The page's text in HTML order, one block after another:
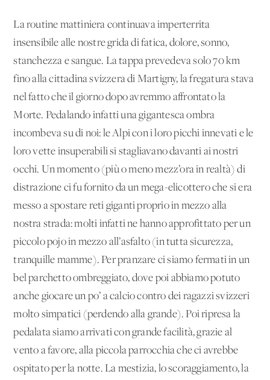
La routine mattiniera continuava imperterrita
insensibile alle nostre grida di fatica, dolore, sonno,
stanchezza e sangue. La tappa prevedeva solo 70 km
fino alla cittadina svizzera di Martigny, la fregatura stava
nel fatto che il giorno dopo avremmo affrontato la
Morte. Pedalando infatti una gigantesca ombra
incombeva su di noi: le Alpi con i loro picchi innevati e le
loro vette insuperabili si stagliavano davanti ai nostri
occhi. Un momento (più o meno mezz’ora in realtà) di
distrazione ci fu fornito da un mega-elicottero che si era
messo a spostare reti giganti proprio in mezzo alla
nostra strada: molti infatti ne hanno approfittato per un
piccolo pojo in mezzo all’asfalto (in tutta sicurezza,
tranquille mamme). Per pranzare ci siamo fermati in un
bel parchetto ombreggiato, dove poi abbiamo potuto
anche giocare un po’ a calcio contro dei ragazzi svizzeri
molto simpatici (perdendo alla grande). Poi ripresa la
pedalata siamo arrivati con grande facilità, grazie al
vento a favore, alla piccola parrocchia che ci avrebbe
ospitato per la notte. La mestizia, lo scoraggiamento, la